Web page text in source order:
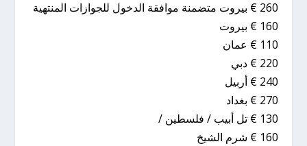
260 € بيروت متضمنة موافقة الدخول للجوازات المنتهية
160 € بيروت
110 € عمان
220 € دبي
240 € أربيل
270 € بغداد
130 € تل أبيب / فلسطين /
160 € شرم الشيخ